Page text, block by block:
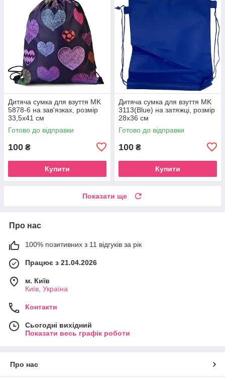
Дитяча сумка для взуття MK
5878-6 на зав'язках, розмір
33,5х41 см
Готово до відправки
100 ₴
Купити
Дитяча сумка для взуття MK
3113(Blue) на затяжці, розмір
28х36 см
Готово до відправки
100 ₴
Купити
Показати ще
Про нас
100% позитивних з 11 відгуків за рік
Працює з 21.04.2026
м. Київ
Київ, Україна
Контакти
Сьогодні вихідний
Показати весь графік роботи
Про нас